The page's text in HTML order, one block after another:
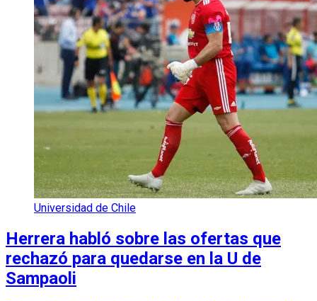
Universidad de Chile
Herrera habló sobre las ofertas que
rechazó para quedarse en la U de
Sampaoli